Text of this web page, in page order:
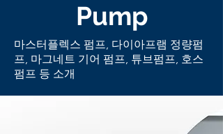
Pump
​마스터플렉스 펌프, 다이아프램 정량펌
프, 마그네트 기어 펌프, 튜브펌프, 호스
펌프 등 소개